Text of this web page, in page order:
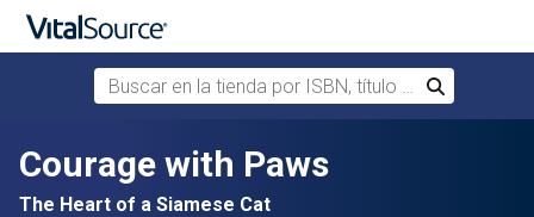
Saltar al contenido principal
Buscar en la tienda por ISBN, título o autor
Buscar
Courage with Paws
The Heart of a Siamese Cat